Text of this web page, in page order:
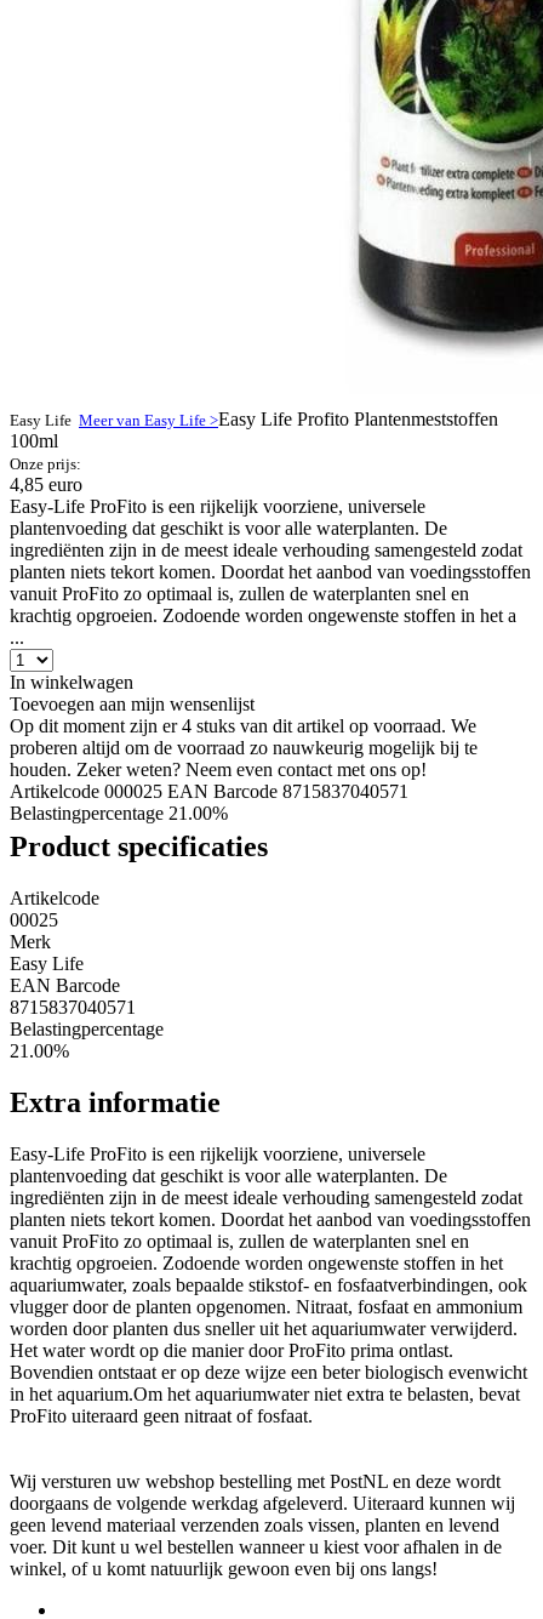
Easy Life Meer van Easy Life >Easy Life Profito Plantenmeststoffen
100ml
Onze prijs:
4,85 euro
Easy-Life ProFito is een rijkelijk voorziene, universele
plantenvoeding dat geschikt is voor alle waterplanten. De
ingrediënten zijn in de meest ideale verhouding samengesteld zodat
planten niets tekort komen. Doordat het aanbod van voedingsstoffen
vanuit ProFito zo optimaal is, zullen de waterplanten snel en
krachtig opgroeien. Zodoende worden ongewenste stoffen in het a
...
In winkelwagen
Toevoegen aan mijn wensenlijst
Op dit moment zijn er 4 stuks van dit artikel op voorraad. We
proberen altijd om de voorraad zo nauwkeurig mogelijk bij te
houden. Zeker weten? Neem even contact met ons op!
Artikelcode 000025 EAN Barcode 8715837040571
Belastingpercentage 21.00%
Product specificaties
Artikelcode
00025
Merk
Easy Life
EAN Barcode
8715837040571
Belastingpercentage
21.00%
Extra informatie
Easy-Life ProFito is een rijkelijk voorziene, universele
plantenvoeding dat geschikt is voor alle waterplanten. De
ingrediënten zijn in de meest ideale verhouding samengesteld zodat
planten niets tekort komen. Doordat het aanbod van voedingsstoffen
vanuit ProFito zo optimaal is, zullen de waterplanten snel en
krachtig opgroeien. Zodoende worden ongewenste stoffen in het
aquariumwater, zoals bepaalde stikstof- en fosfaatverbindingen, ook
vlugger door de planten opgenomen. Nitraat, fosfaat en ammonium
worden door planten dus sneller uit het aquariumwater verwijderd.
Het water wordt op die manier door ProFito prima ontlast.
Bovendien ontstaat er op deze wijze een beter biologisch evenwicht
in het aquarium.Om het aquariumwater niet extra te belasten, bevat
ProFito uiteraard geen nitraat of fosfaat.
Wij versturen uw webshop bestelling met PostNL en deze wordt
doorgaans de volgende werkdag afgeleverd. Uiteraard kunnen wij
geen levend materiaal verzenden zoals vissen, planten en levend
voer. Dit kunt u wel bestellen wanneer u kiest voor afhalen in de
winkel, of u komt natuurlijk gewoon even bij ons langs!